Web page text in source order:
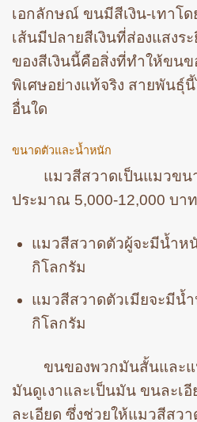
เอกลักษณ์ ขนมีสีเงิน-เทาโ
เส้นมีปลายสีเงินที่ส่องแสงร
ของสีเงินนี้คือสิ่งที่ทำให้ขน
พิเศษอย่างแท้จริง สายพันธุ์
อื่นใด
ขนาดตัวและน้ำหนัก
แมวสีสวาดเป็นแมวขน
ประมาณ 5,000-12,000 บาท
แมวสีสวาดตัวผู้จะมีน้ำห
กิโลกรัม
แมวสีสวาดตัวเมียจะมีน้
กิโลกรัม
ขนของพวกมันสั้นและ
มันดูเงาและเป็นมัน ขนละเ
ละเอียด ซึ่งช่วยให้แมวสีสว